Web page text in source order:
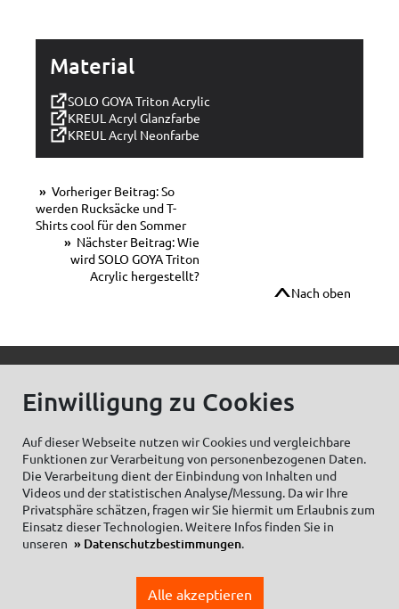
Material
SOLO GOYA Triton Acrylic
KREUL Acryl Glanzfarbe
KREUL Acryl Neonfarbe
Vorheriger Beitrag: So
werden Rucksäcke und T-
Shirts cool für den Sommer
Nächster Beitrag: Wie
wird SOLO GOYA Triton
Acrylic hergestellt?
Nach oben
Zum Newsletter anmelden:
Cookieeinstellungen
Impressum
Datenschutzhinweise Social Media
Einkaufsbedingungen
Einwilligung zu Cookies
Auf dieser Webseite nutzen wir Cookies und vergleichbare
Funktionen zur Verarbeitung von personenbezogenen Daten.
Die Verarbeitung dient der Einbindung von Inhalten und
Videos und der statistischen Analyse/Messung. Da wir Ihre
Privatsphäre schätzen, fragen wir Sie hiermit um Erlaubnis zum
Einsatz dieser Technologien. Weitere Infos finden Sie in
unseren
Datenschutzbestimmungen.
Alle akzeptieren